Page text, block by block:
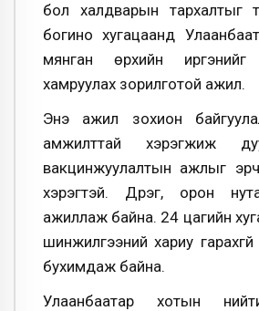
бол халдварын тархалтыг
богино хугацаанд
мянган өрхийн иргэнийг
хамруулах зорилготой ажил.
Энэ ажил зохион
амжилттай хэрэгжиж
вакцинжуулалтын ажлыг
хэрэгтэй. Дүүрэг, орон
ажиллаж байна. 24 цагийн
шинжилгээний хариу
бухимдаж байна.
Улаанбаатар хотын